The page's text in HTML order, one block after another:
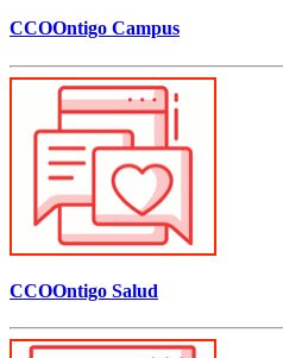
CCOOntigo Campus
CCOOntigo Salud